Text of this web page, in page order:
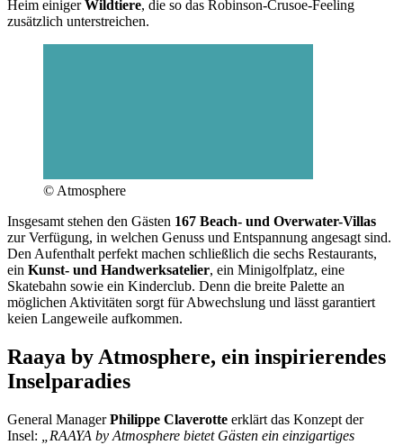
Heim einigerWildtiere, die so das Robinson-Crusoe-Feeling
zusätzlich unterstreichen.
© Atmosphere
Insgesamt stehen den Gästen 167 Beach- und Overwater-Villas
zur Verfügung, in welchen Genuss und Entspannung angesagt sind.
Den Aufenthalt perfekt machen schließlich die sechs Restaurants,
ein Kunst- und Handwerksatelier, ein Minigolfplatz, eine
Skatebahn sowie ein Kinderclub. Denn die breite Palette an
möglichen Aktivitäten sorgt für Abwechslung und lässt garantiert
keien Langeweile aufkommen.
Raaya by Atmosphere, ein inspirierendes
Inselparadies
General ManagerPhilippe Claverotte erklärt das Konzept der
Insel:
„RAAYA by Atmosphere bietet Gästen ein einzigartiges